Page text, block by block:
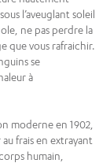
l’aveuglant soleil
ne pas perdre la
que vous rafraichir.
se
à
moderne en 1902,
frais en extrayant
humain,